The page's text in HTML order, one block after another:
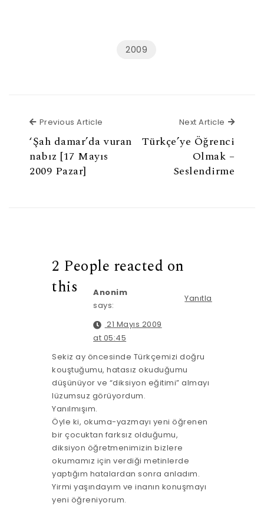
2009
Previous Article
‘Şah damar’da vuran
nabız [17 Mayıs
2009 Pazar]
Next Article Next
Türkçe’ye Öğrenci
Olmak –
Seslendirme
2 People reacted on
this
Yanıtla
Anonim
says:
21 Mayıs 2009
at 05:45
Sekiz ay öncesinde Türkçemizi doğru
kouştuğumu, hatasız okuduğumu
düşünüyor ve “diksiyon eğitimi” almayı
lüzumsuz görüyordum.
Yanılmışım.
Öyle ki, okuma-yazmayı yeni öğrenen
bir çocuktan farksız olduğumu,
diksiyon öğretmenimizin bizlere
okumamız için verdiği metinlerde
yaptığım hatalardan sonra anladım.
Yirmi yaşındayım ve inanın konuşmayı
yeni öğreniyorum.